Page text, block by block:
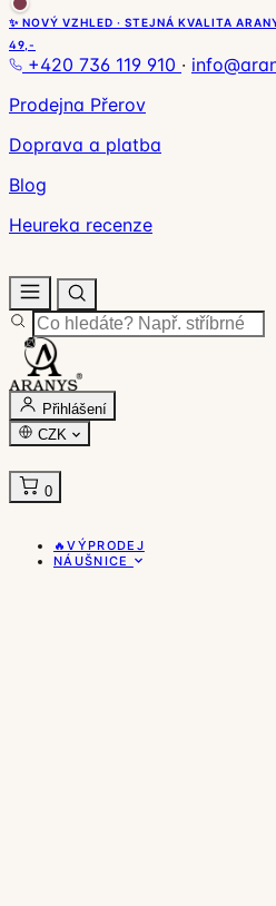
✨ NOVÝ VZHLED · STEJNÁ KVALITA
49,-
+420 736 119 910 ·
Prodejna Přerov
Doprava a platba
Blog
Heureka recenze
Přihlášení
CZK
0
🔥VÝPRODEJ
NÁUŠNICE